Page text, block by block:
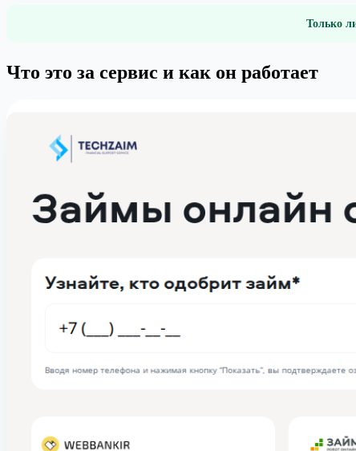
Только
Что это за сервис и как он работает